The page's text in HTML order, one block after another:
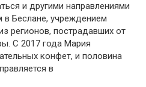
и другими направлениями
Беслане, учреждением
регионов, пострадавших от
С 2017 года Мария
конфет, и половина
в